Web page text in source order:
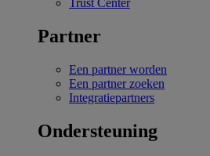
Trust Center
Partner
Een partner worden
Een partner zoeken
Integratiepartners
Ondersteuning